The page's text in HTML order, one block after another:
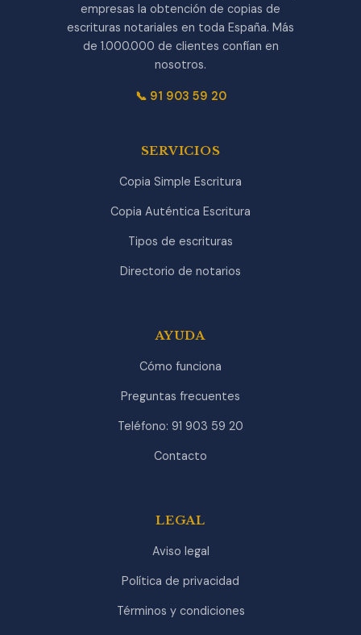
empresas la obtención de copias de
escrituras notariales en toda España. Más
de 1.000.000 de clientes confían en
nosotros.
📞 91 903 59 20
SERVICIOS
Copia Simple Escritura
Copia Auténtica Escritura
Tipos de escrituras
Directorio de notarios
AYUDA
Cómo funciona
Preguntas frecuentes
Teléfono: 91 903 59 20
Contacto
LEGAL
Aviso legal
Política de privacidad
Términos y condiciones